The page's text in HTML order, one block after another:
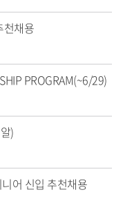
천채용
PROGRAM(~6/29)
)
어 신입 추천채용